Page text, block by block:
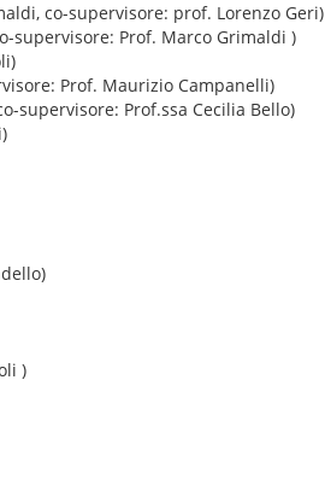
co-supervisore: prof. Lorenzo Geri)
supervisore: Prof. Marco Grimaldi )
Prof. Maurizio Campanelli)
supervisore: Prof.ssa Cecilia Bello)
)